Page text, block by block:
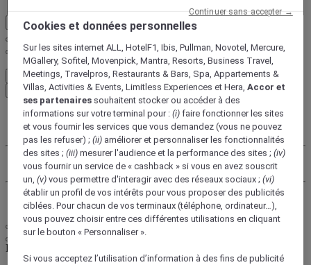
Confirmer la région et la langue
FirstName LastName
STATUS STATUS VALUE
REWARD points 1000 points
Mon compte
Mes réservations
Utiliser ses points
Se déconnecter
FirstName LastName
Cookies et données personnelles
Sur les sites internet ALL, HotelF1, Ibis, Pullman, Novotel, Mercure,
MGallery, Sofitel, Movenpick, Mantra, Resorts, Business Travel,
Meetings, Travelpros, Restaurants & Bars, Spa, Appartements &
Villas, Activities & Events, Limitless Experiences et Hera,Accor et
ses partenaires souhaitent stocker ou accéder à des
informations sur votre terminal pour :(i) faire fonctionner les sites
et vous fournir les services que vous demandez (vous ne pouvez
pas les refuser) ;(ii) améliorer et personnaliser les fonctionnalités
des sites ;(iii) mesurer l'audience et la performance des sites ;(iv)
vous fournir un service de « cashback » si vous en avez souscrit
un,(v) vous permettre d'interagir avec des réseaux sociaux ;(vi)
établir un profil de vos intérêts pour vous proposer des publicités
ciblées. Pour chacun de vos terminaux (téléphone, ordinateur…),
vous pouvez choisir entre ces différentes utilisations en cliquant
sur le bouton « Personnaliser ».
Si vous acceptez l’utilisation d’information à des fins de publicité
Continuer sans accepter →